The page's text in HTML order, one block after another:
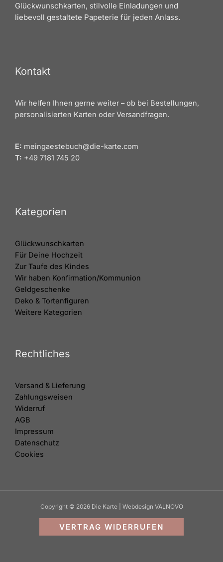
Glückwunschkarten, stilvolle Einladungen und
liebevoll gestaltete Papeterie für jeden Anlass.
Kontakt
Wir helfen Ihnen gerne weiter – ob bei Bestellungen,
personalisierten Karten oder Versandfragen.
E: meingaestebuch@die-karte.com
T: +49 7181 745 20
Kategorien
Glückwunschkarten
Für Deine Hochzeit
Zur Taufe des Kindes
Wir haben Konfirmation/Kommunion
Geldgeschenke
Deko & Tortenfiguren
Weitere Kategorien
Rechtliches
Versand & Lieferung
Zahlungsweisen
Widerruf
AGB
Impressum
Datenschutz
Cookies
Copyright © 2026 Die Karte | Webdesign VALNOVO
VERTRAG WIDERRUFEN